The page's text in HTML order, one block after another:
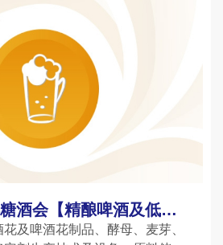
酒会【精酿啤酒及低度
馆】图纸
及啤酒花制品、酵母、麦芽、